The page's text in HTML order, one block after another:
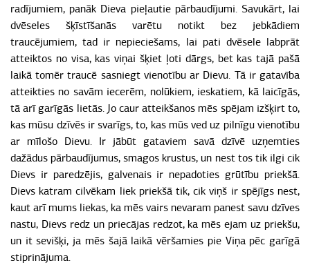
radījumiem, panāk Dieva pieļautie pārbaudījumi. Savukārt, lai
dvēseles šķīstīšanās varētu notikt bez jebkādiem
traucējumiem, tad ir nepieciešams, lai pati dvēsele labprāt
atteiktos no visa, kas viņai šķiet ļoti dārgs, bet kas tajā pašā
laikā tomēr traucē sasniegt vienotību ar Dievu. Tā ir gatavība
atteikties no savām iecerēm, nolūkiem, ieskatiem, kā laicīgās,
tā arī garīgās lietās. Jo caur atteikšanos mēs spējam izšķirt to,
kas mūsu dzīvēs ir svarīgs, to, kas mūs ved uz pilnīgu vienotību
ar mīlošo Dievu. Ir jābūt gataviem savā dzīvē uzņemties
dažādus pārbaudījumus, smagos krustus, un nest tos tik ilgi cik
Dievs ir paredzējis, galvenais ir nepadoties grūtību priekšā.
Dievs katram cilvēkam liek priekšā tik, cik viņš ir spējīgs nest,
kaut arī mums liekas, ka mēs vairs nevaram panest savu dzīves
nastu, Dievs redz un priecājas redzot, ka mēs ejam uz priekšu,
un it sevišķi, ja mēs šajā laikā vēršamies pie Viņa pēc garīgā
stiprinājuma.